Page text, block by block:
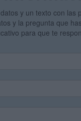
y un texto con las
y la pregunta que
para que te